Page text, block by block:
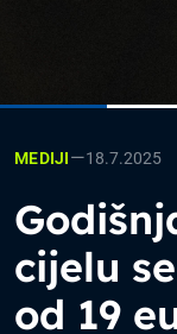
MEDIJI—18.7.2025
cijelu
od 19